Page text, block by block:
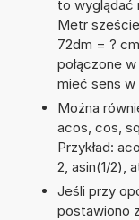
to wyglądać
Metr
72dm = ?
połączone
mieć sens w
Można
acos, cos,
Przykład:
2, asin(1/2),
Jeśli przy
postawiono